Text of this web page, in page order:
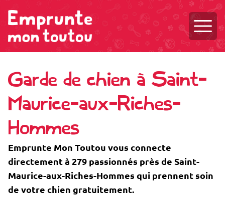
Garde de chien à Saint-
Maurice-aux-Riches-
Hommes
Emprunte Mon Toutou vous connecte
directement à 279 passionnés près de Saint-
Maurice-aux-Riches-Hommes qui prennent soin
de votre chien gratuitement.